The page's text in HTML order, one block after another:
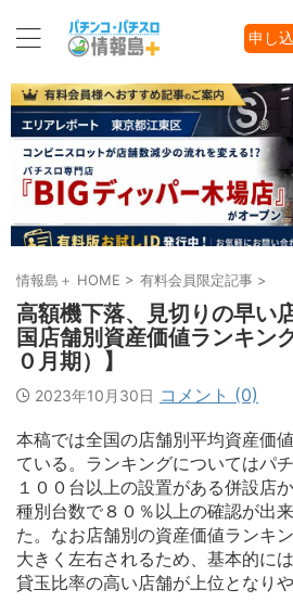
申し
情報島＋ HOME > 有料会員限定記事 >
高額機下落、見切りの早い
国店舗別資産価値ランキン
０月期）】
2023年10月30日 コメント (0)
本稿では全国の店舗別平均資産価
ている。ランキングについてはパ
１００台以上の設置がある併設店
種別台数で８０％以上の確認が出
た。なお店舗別の資産価値ランキ
大きく左右されるため、基本的に
貸玉比率の高い店舗が上位となりや